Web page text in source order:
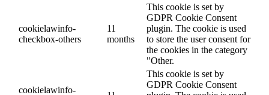
cookielawinfo-
checkbox-others
11
months
This cookie is set by
GDPR Cookie Consent
plugin. The cookie is used
to store the user consent for
the cookies in the category
"Other.
cookielawinfo-
This cookie is set by
GDPR Cookie Consent